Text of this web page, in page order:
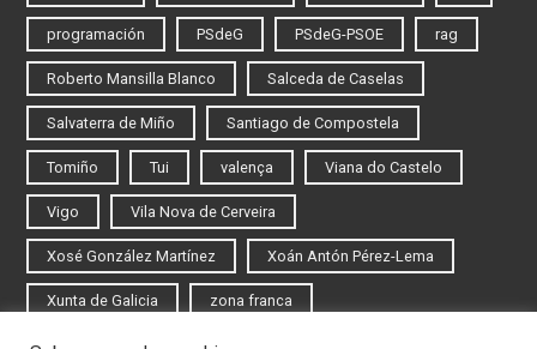
programación PSdeG PSdeG-PSOE rag
Roberto Mansilla Blanco Salceda de Caselas
Salvaterra de Miño Santiago de Compostela
Tomiño Tui valença Viana do Castelo
Vigo Vila Nova de Cerveira
Xosé González Martínez Xoán Antón Pérez-Lema
Xunta de Galicia zona franca